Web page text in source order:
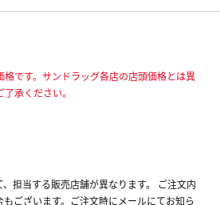
です。サンドラッグ各店の店頭価格とは異
承ください。
担当する販売店舗が異なります。 ご注文内
ございます。ご注文時にメールにてお知ら